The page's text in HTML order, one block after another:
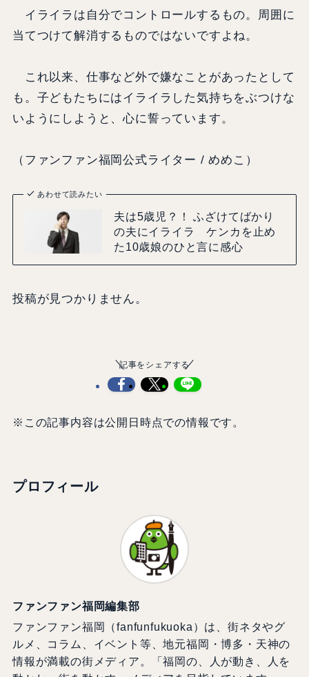
イライラは自分でコントロールするもの。周囲に
当てつけて解消するものではないですよね。
これ以来、仕事など外で嫌なことがあったとして
も。子どもたちにはイライラした気持ちをぶつけな
いようにしようと、心に誓っています。
（ファンファン福岡公式ライター / めめこ）
あわせて読みたい
夫は5歳児？！ ふざけてばかり
の夫にイライラ ケンカを止め
た10歳娘のひと言に感心
投稿が見つかりません。
記事をシェアする
※この記事内容は公開日時点での情報です。
プロフィール
ファンファン福岡編集部
ファンファン福岡（fanfunfukuoka）は、街ネタやグ
ルメ、コラム、イベント等、地元福岡・博多・天神の
情報が満載の街メディア。「福岡の、人が動き、人を